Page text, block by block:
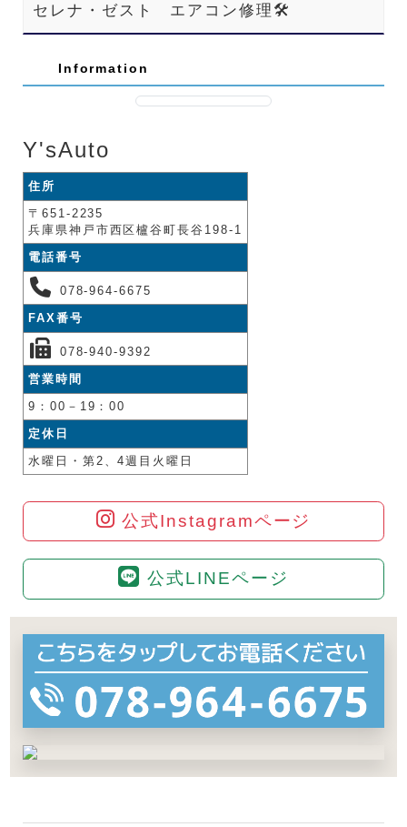
セレナ・ゼスト エアコン修理🛠️
Information
Y'sAuto
住所
〒651-2235
兵庫県神戸市西区櫨谷町長谷198-1
電話番号
078-964-6675
FAX番号
078-940-9392
営業時間
9：00－19：00
定休日
水曜日・第2、4週目火曜日
公式Instagramページ
公式LINEページ